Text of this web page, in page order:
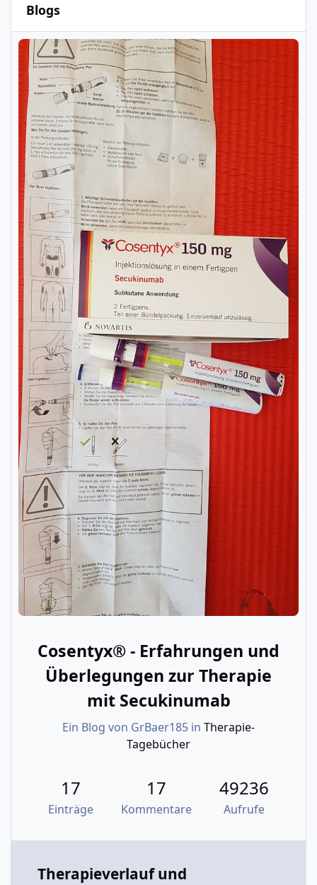
Blogs
Cosentyx® - Erfahrungen und
Überlegungen zur Therapie
mit Secukinumab
Ein Blog von GrBaer185 in Therapie-
Tagebücher
17
Einträge
17
Kommentare
49236
Aufrufe
Therapieverlauf und